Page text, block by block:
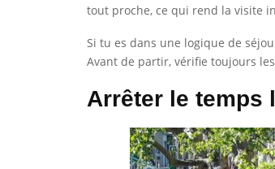
tout proche, ce qui rend la visite
Si tu es dans une logique de
Avant de partir, vérifie toujours
Arrêter le temps